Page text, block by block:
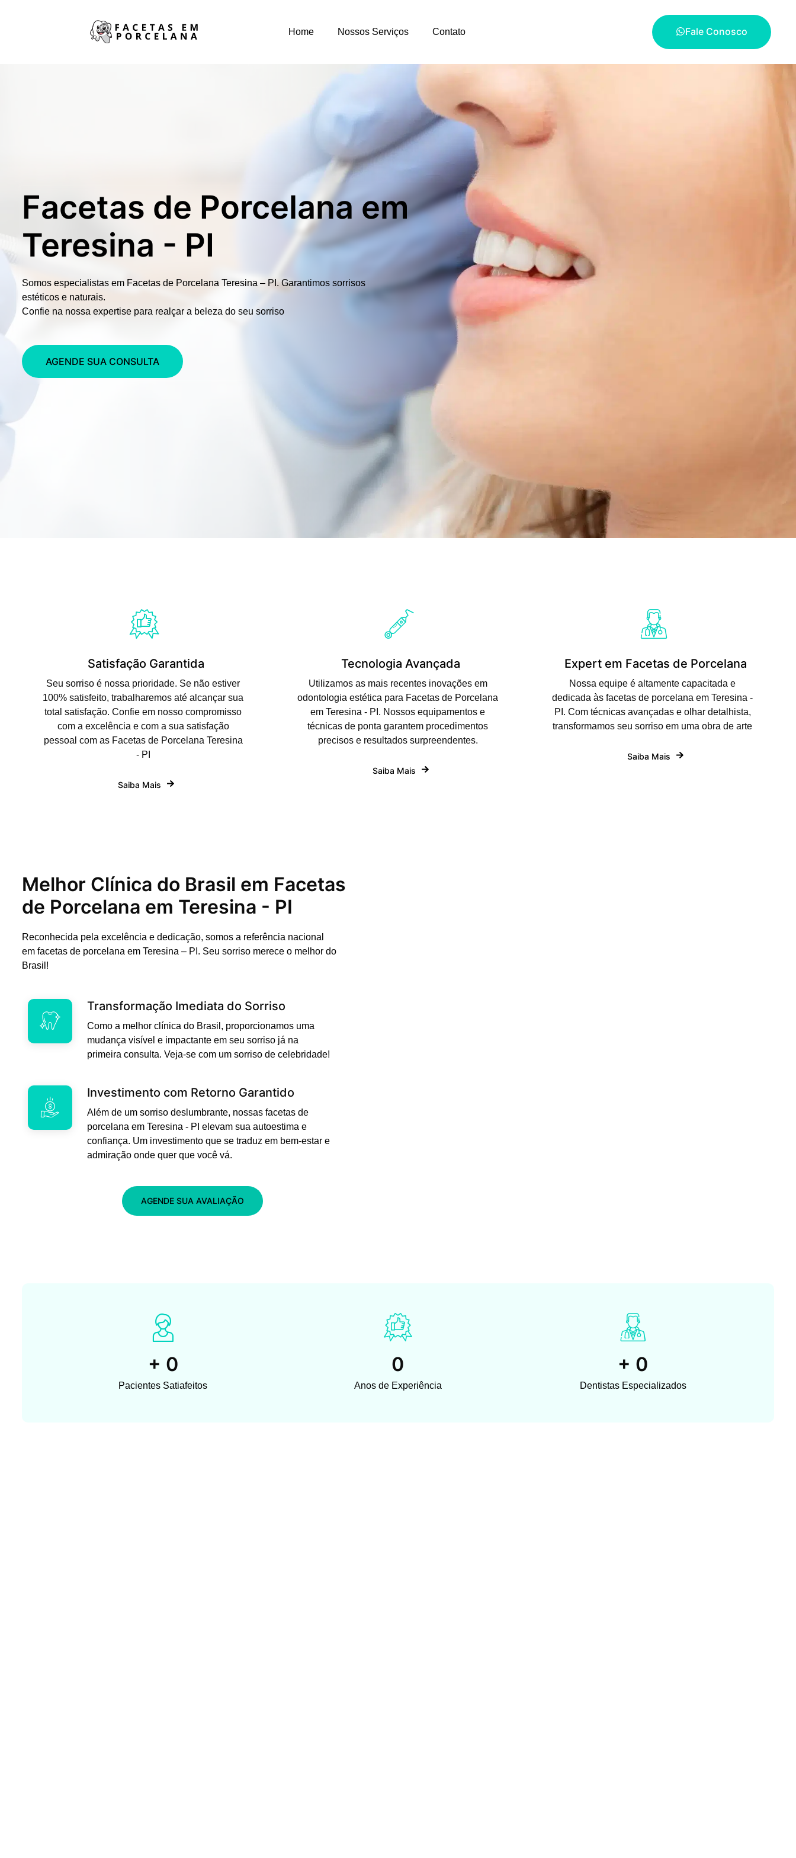
Home Nossos Serviços Contato Fale Conosco
Facetas de Porcelana em
Teresina - PI
Somos especialistas em Facetas de Porcelana Teresina – PI. Garantimos sorrisos
estéticos e naturais.
Confie na nossa expertise para realçar a beleza do seu sorriso
AGENDE SUA CONSULTA
Satisfação Garantida
Seu sorriso é nossa prioridade. Se não estiver
100% satisfeito, trabalharemos até alcançar sua
total satisfação. Confie em nosso compromisso
com a excelência e com a sua satisfação
pessoal com as Facetas de Porcelana Teresina
- PI
Saiba Mais
Tecnologia Avançada
Utilizamos as mais recentes inovações em
odontologia estética para Facetas de Porcelana
em Teresina - PI. Nossos equipamentos e
técnicas de ponta garantem procedimentos
precisos e resultados surpreendentes.
Saiba Mais
Expert em Facetas de Porcelana
Nossa equipe é altamente capacitada e
dedicada às facetas de porcelana em Teresina -
PI. Com técnicas avançadas e olhar detalhista,
transformamos seu sorriso em uma obra de arte
Saiba Mais
Melhor Clínica do Brasil em Facetas
de Porcelana em Teresina - PI
Reconhecida pela excelência e dedicação, somos a referência nacional
em facetas de porcelana em Teresina – PI. Seu sorriso merece o melhor do
Brasil!
Transformação Imediata do Sorriso
Como a melhor clínica do Brasil, proporcionamos uma
mudança visível e impactante em seu sorriso já na
primeira consulta. Veja-se com um sorriso de celebridade!
Investimento com Retorno Garantido
Além de um sorriso deslumbrante, nossas facetas de
porcelana em Teresina - PI elevam sua autoestima e
confiança. Um investimento que se traduz em bem-estar e
admiração onde quer que você vá.
AGENDE SUA AVALIAÇÃO
+ 0
Pacientes Satiafeitos
0
Anos de Experiência
+ 0
Dentistas Especializados